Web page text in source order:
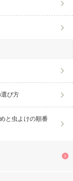
び方
と虫よけの順番